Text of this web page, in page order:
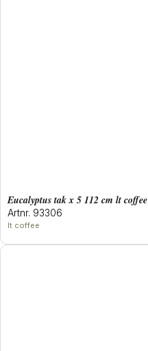
eucalyptus tak x 5 112 cm lt coffee
Artnr. 93306
lt coffee